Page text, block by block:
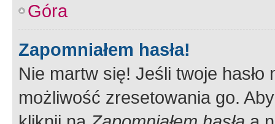
Góra
Zapomniałem hasła!
Nie martw się! Jeśli twoje
możliwość zresetowania go.